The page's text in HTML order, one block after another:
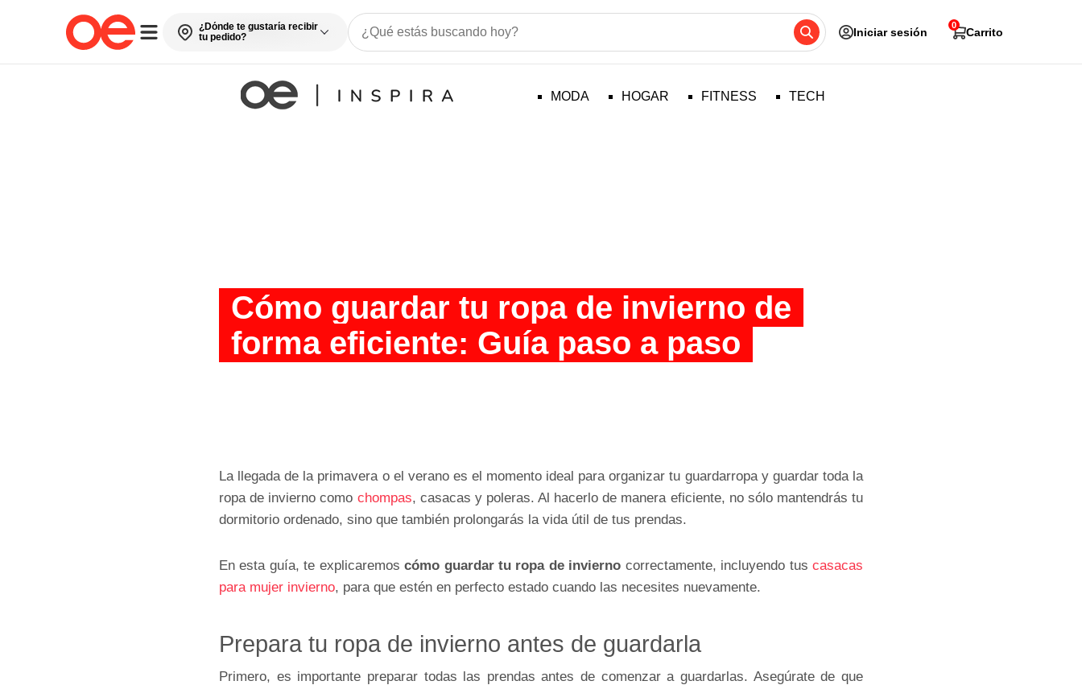
¿Dónde te gustaría recibir
tu pedido?
Iniciar sesión Carrito
0
MODA HOGAR FITNESS TECH
Cómo guardar tu ropa de invierno de
forma eficiente: Guía paso a paso
La llegada de la primavera o el verano es el momento ideal para organizar tu guardarropa y guardar toda la
ropa de invierno como chompas, casacas y poleras. Al hacerlo de manera eficiente, no sólo mantendrás tu
dormitorio ordenado, sino que también prolongarás la vida útil de tus prendas.
En esta guía, te explicaremoscómo guardar tu ropa de invierno correctamente, incluyendo tus casacas
para mujer invierno, para que estén en perfecto estado cuando las necesites nuevamente.
Prepara tu ropa de invierno antes de guardarla
Primero, es importante preparar todas las prendas antes de comenzar a guardarlas. Asegúrate de que